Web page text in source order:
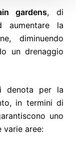
gardens, di
aumentare la
diminuendo
un drenaggio
per la
in termini di
uno
varie aree: